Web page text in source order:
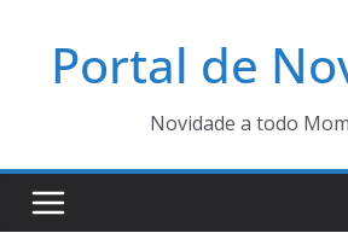
Portal de
Novidade a todo